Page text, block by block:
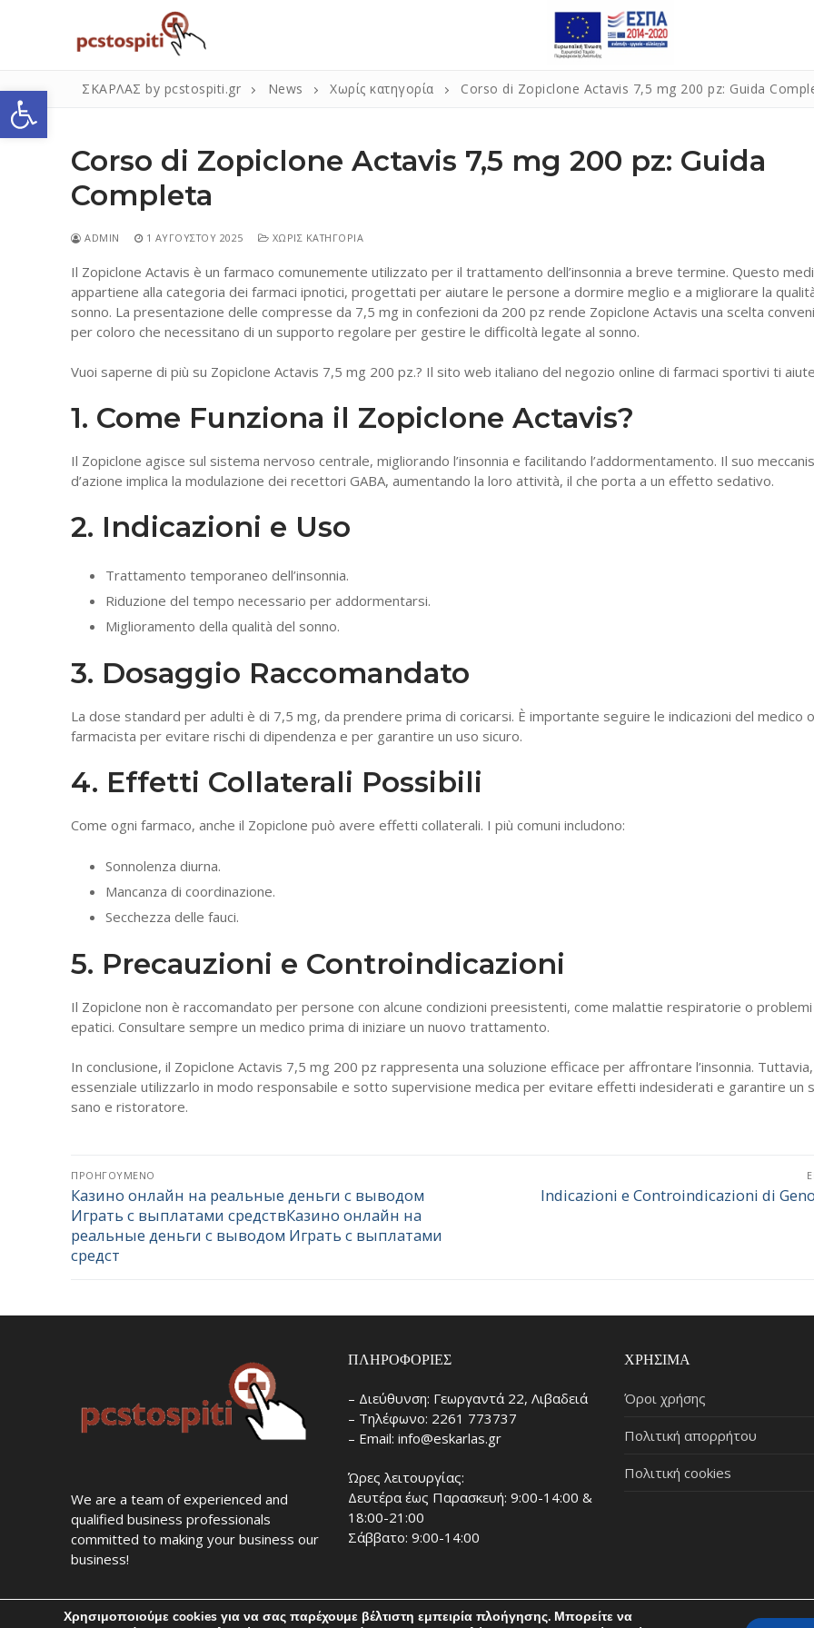
Ανοίξτε τη γραμμή εργαλείων
περιεχόμενο
Αναζήτηση
για:
ΣΚΑΡΛΑΣ by pcstospiti.gr News Χωρίς κατηγορία Corso di Zopiclone Actavis 7,5 mg 200 pz: Guida
Corso di Zopiclone Actavis 7,5 mg 200 pz: Guida
Completa
ADMIN 1 ΑΥΓΟΎΣΤΟΥ 2025 ΧΩΡΊΣ ΚΑΤΗΓΟΡΊΑ
Il Zopiclone Actavis è un farmaco comunemente utilizzato per il trattamento dell’insonnia a breve termine. Questo
appartiene alla categoria dei farmaci ipnotici, progettati per aiutare le persone a dormire meglio e a migliorare la
sonno. La presentazione delle compresse da 7,5 mg in confezioni da 200 pz rende Zopiclone Actavis una scelta
per coloro che necessitano di un supporto regolare per gestire le difficoltà legate al sonno.
Vuoi saperne di più su Zopiclone Actavis 7,5 mg 200 pz.? Il sito web italiano del negozio online di farmaci sportivi ti
1. Come Funziona il Zopiclone Actavis?
Il Zopiclone agisce sul sistema nervoso centrale, migliorando l’insonnia e facilitando l’addormentamento. Il suo
d’azione implica la modulazione dei recettori GABA, aumentando la loro attività, il che porta a un effetto sedativo.
2. Indicazioni e Uso
Trattamento temporaneo dell’insonnia.
Riduzione del tempo necessario per addormentarsi.
Miglioramento della qualità del sonno.
3. Dosaggio Raccomandato
La dose standard per adulti è di 7,5 mg, da prendere prima di coricarsi. È importante seguire le indicazioni del medico
farmacista per evitare rischi di dipendenza e per garantire un uso sicuro.
4. Effetti Collaterali Possibili
Come ogni farmaco, anche il Zopiclone può avere effetti collaterali. I più comuni includono:
Sonnolenza diurna.
Mancanza di coordinazione.
Secchezza delle fauci.
5. Precauzioni e Controindicazioni
Il Zopiclone non è raccomandato per persone con alcune condizioni preesistenti, come malattie respiratorie o problemi
epatici. Consultare sempre un medico prima di iniziare un nuovo trattamento.
In conclusione, il Zopiclone Actavis 7,5 mg 200 pz rappresenta una soluzione efficace per affrontare l’insonnia.
essenziale utilizzarlo in modo responsabile e sotto supervisione medica per evitare effetti indesiderati e garantire un
sano e ristoratore.
Πλοήγηση
άρθρων
ΠΡΟΗΓΟΎΜΕΝΟ
Προηγούμενο
άρθρο:
Казино онлайн на реальные деньги с выводом
Играть с выплатами средствКазино онлайн на
реальные деньги с выводом Играть с выплатами
средст
Επόμενο
Indicazioni e Controindicazioni di
We are a team of experienced and
qualified business professionals
committed to making your business our
business!
ΠΛΗΡΟΦΟΡΊΕΣ
– Διεύθυνση: Γεωργαντά 22, Λιβαδειά
– Τηλέφωνο: 2261 773737
– Email: info@eskarlas.gr
Ώρες λειτουργίας:
Δευτέρα έως Παρασκευή: 9:00-14:00 &
18:00-21:00
Σάββατο: 9:00-14:00
ΧΡΉΣΙΜΑ
Όροι χρήσης
Πολιτική απορρήτου
Πολιτική cookies
Χρησιμοποιούμε cookies για να σας παρέχουμε βέλτιστη εμπειρία πλοήγησης. Μπορείτε να